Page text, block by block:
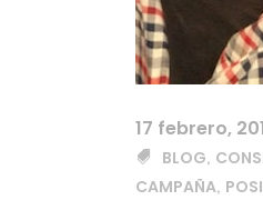
17 febrero,
BLOG,
CAMPAÑA,